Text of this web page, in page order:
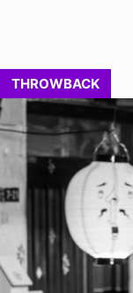
THROWBACK